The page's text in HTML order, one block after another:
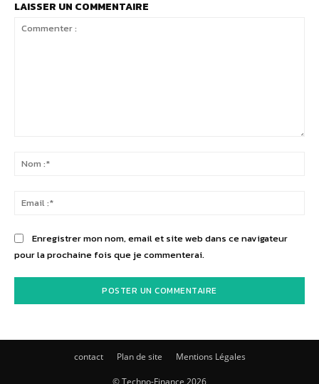
LAISSER UN COMMENTAIRE
Enregistrer mon nom, email et site web dans ce navigateur
pour la prochaine fois que je commenterai.
contact Plan de site Mentions Légales